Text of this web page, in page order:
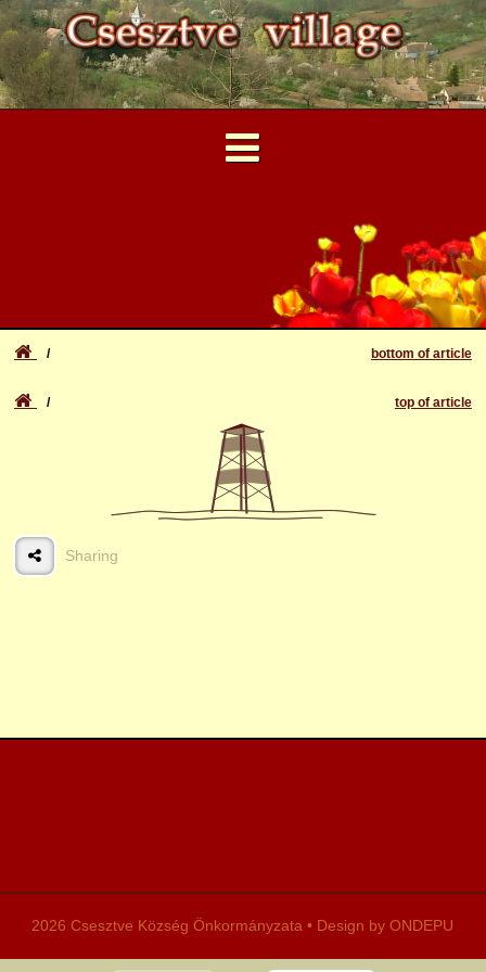
User Account
Forgotten login or password
Login
bottom of article
top of article
Sharing
2026 Csesztve Község Önkormányzata • Design by ONDEPU